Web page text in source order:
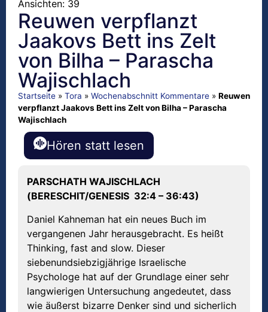
Ansichten: 39
Reuwen verpflanzt
Jaakovs Bett ins Zelt
von Bilha – Parascha
Wajischlach
Startseite » Tora » Wochenabschnitt Kommentare » Reuwen
verpflanzt Jaakovs Bett ins Zelt von Bilha – Parascha
Wajischlach
Hören statt lesen
PARSCHATH WAJISCHLACH
(BERESCHIT/GENESIS 32:4 – 36:43)
Daniel Kahneman hat ein neues Buch im
vergangenen Jahr herausgebracht. Es heißt
Thinking, fast and slow. Dieser
siebenundsiebzigjährige Israelische
Psychologe hat auf der Grundlage einer sehr
langwierigen Untersuchung angedeutet, dass
wie äußerst bizarre Denker sind und sicherlich